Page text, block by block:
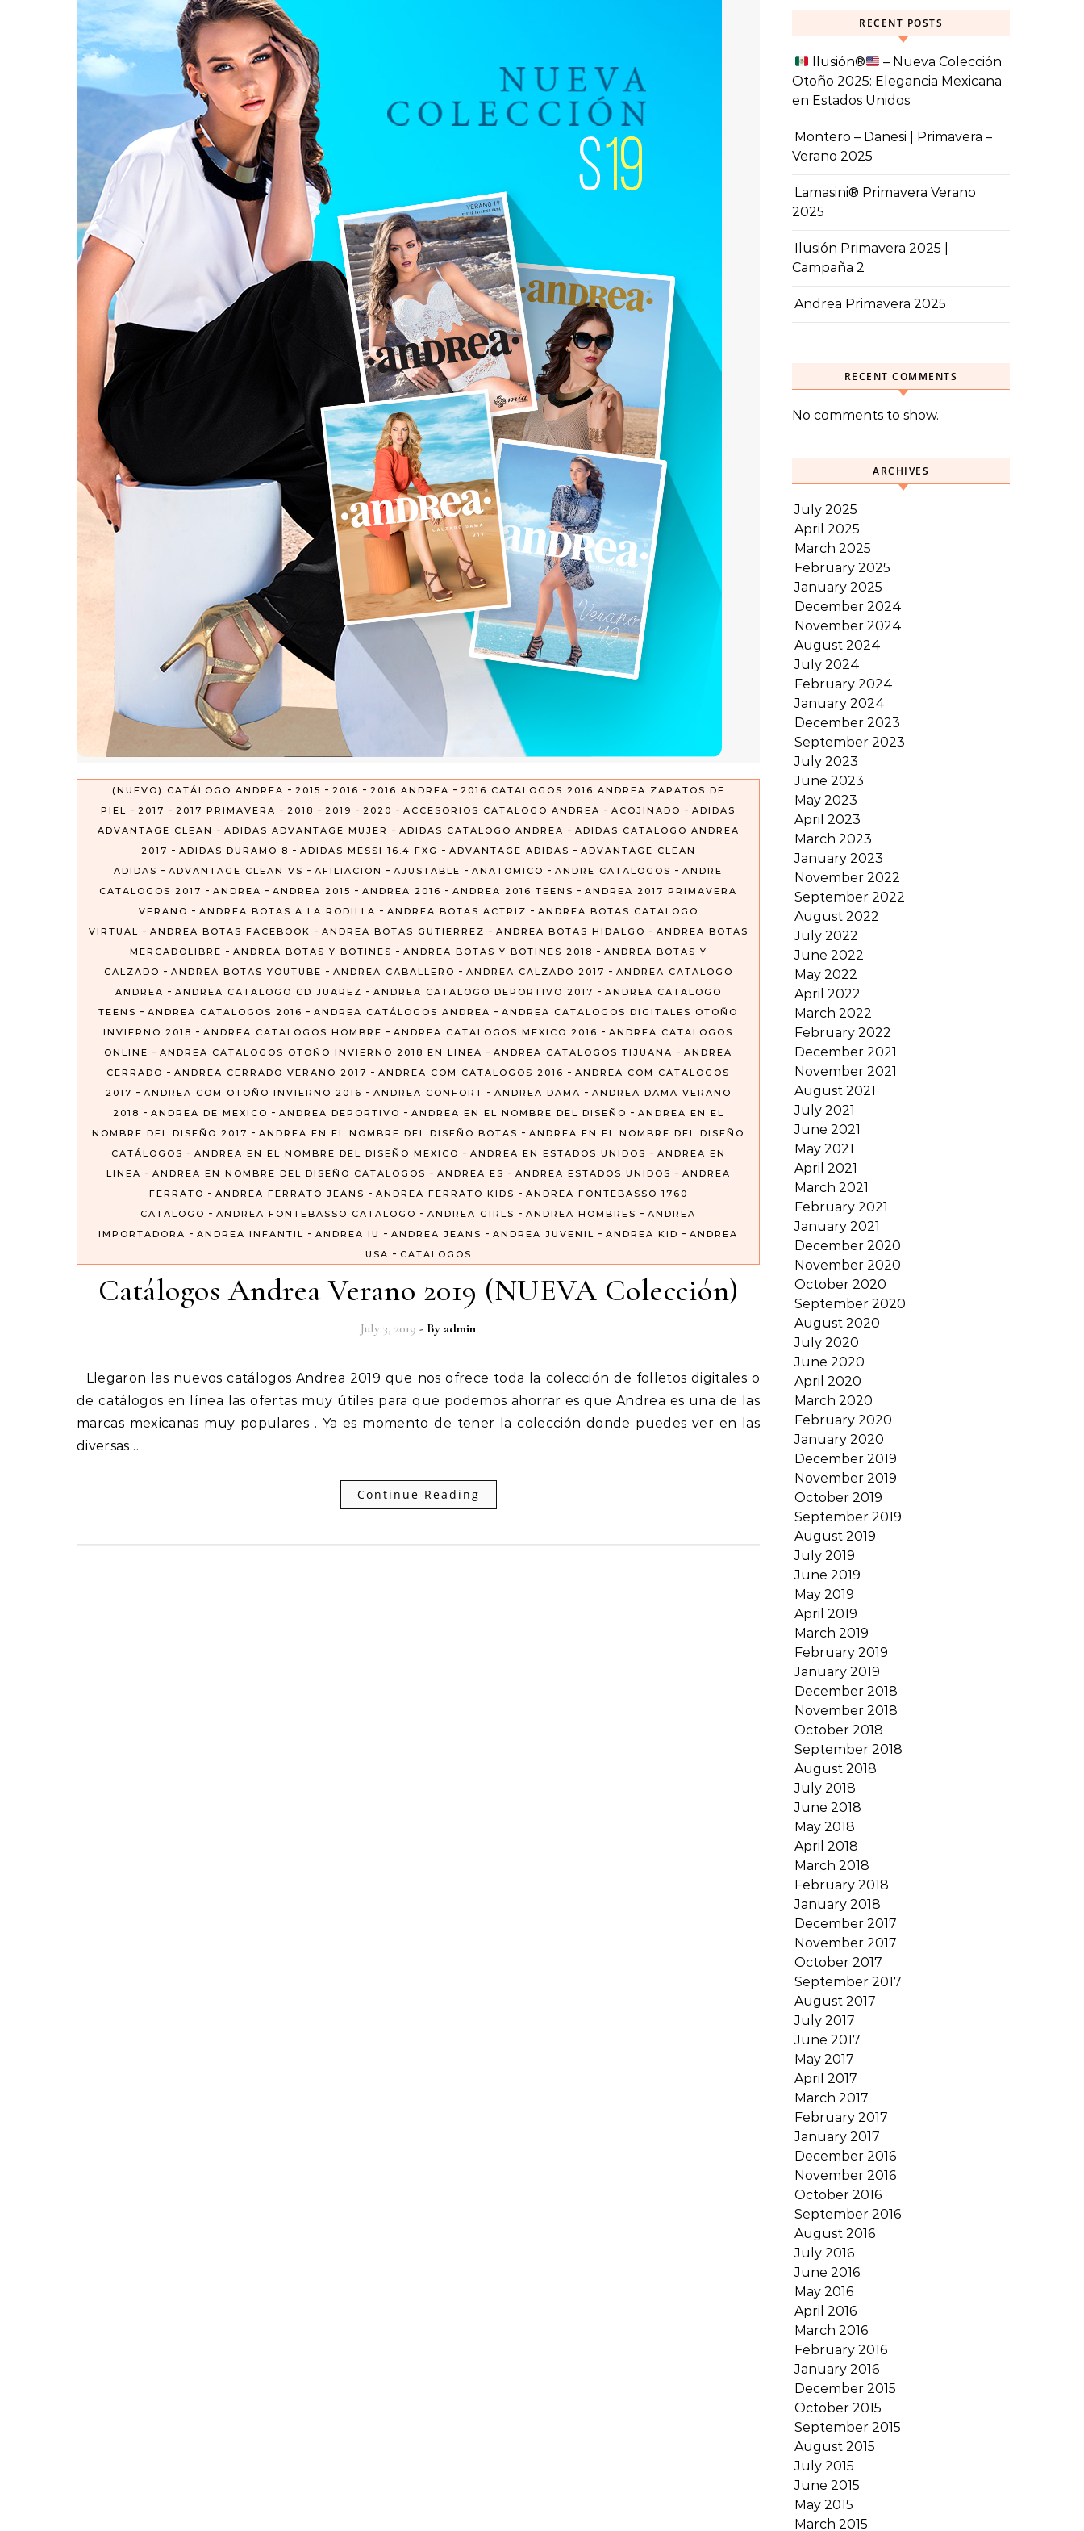
(NUEVO) CATÁLOGO ANDREA - 2015 - 2016 - 2016 ANDREA - 2016 CATALOGOS 2016 ANDREA ZAPATOS DE
PIEL - 2017 - 2017 PRIMAVERA - 2018 - 2019 - 2020 - ACCESORIOS CATALOGO ANDREA - ACOJINADO - ADIDAS
ADVANTAGE CLEAN - ADIDAS ADVANTAGE MUJER - ADIDAS CATALOGO ANDREA - ADIDAS CATALOGO ANDREA
2017 - ADIDAS DURAMO 8 - ADIDAS MESSI 16.4 FXG - ADVANTAGE ADIDAS - ADVANTAGE CLEAN
ADIDAS - ADVANTAGE CLEAN VS - AFILIACION - AJUSTABLE - ANATOMICO - ANDRE CATALOGOS - ANDRE
CATALOGOS 2017 - ANDREA - ANDREA 2015 - ANDREA 2016 - ANDREA 2016 TEENS - ANDREA 2017 PRIMAVERA
VERANO - ANDREA BOTAS A LA RODILLA - ANDREA BOTAS ACTRIZ - ANDREA BOTAS CATALOGO
VIRTUAL - ANDREA BOTAS FACEBOOK - ANDREA BOTAS GUTIERREZ - ANDREA BOTAS HIDALGO - ANDREA BOTAS
MERCADOLIBRE - ANDREA BOTAS Y BOTINES - ANDREA BOTAS Y BOTINES 2018 - ANDREA BOTAS Y
CALZADO - ANDREA BOTAS YOUTUBE - ANDREA CABALLERO - ANDREA CALZADO 2017 - ANDREA CATALOGO
ANDREA - ANDREA CATALOGO CD JUAREZ - ANDREA CATALOGO DEPORTIVO 2017 - ANDREA CATALOGO
TEENS - ANDREA CATALOGOS 2016 - ANDREA CATÁLOGOS ANDREA - ANDREA CATALOGOS DIGITALES OTOÑO
INVIERNO 2018 - ANDREA CATALOGOS HOMBRE - ANDREA CATALOGOS MEXICO 2016 - ANDREA CATALOGOS
ONLINE - ANDREA CATALOGOS OTOÑO INVIERNO 2018 EN LINEA - ANDREA CATALOGOS TIJUANA - ANDREA
CERRADO - ANDREA CERRADO VERANO 2017 - ANDREA COM CATALOGOS 2016 - ANDREA COM CATALOGOS
2017 - ANDREA COM OTOÑO INVIERNO 2016 - ANDREA CONFORT - ANDREA DAMA - ANDREA DAMA VERANO
2018 - ANDREA DE MEXICO - ANDREA DEPORTIVO - ANDREA EN EL NOMBRE DEL DISEÑO - ANDREA EN EL
NOMBRE DEL DISEÑO 2017 - ANDREA EN EL NOMBRE DEL DISEÑO BOTAS - ANDREA EN EL NOMBRE DEL DISEÑO
CATÁLOGOS - ANDREA EN EL NOMBRE DEL DISEÑO MEXICO - ANDREA EN ESTADOS UNIDOS - ANDREA EN
LINEA - ANDREA EN NOMBRE DEL DISEÑO CATALOGOS - ANDREA ES - ANDREA ESTADOS UNIDOS - ANDREA
FERRATO - ANDREA FERRATO JEANS - ANDREA FERRATO KIDS - ANDREA FONTEBASSO 1760
CATALOGO - ANDREA FONTEBASSO CATALOGO - ANDREA GIRLS - ANDREA HOMBRES - ANDREA
IMPORTADORA - ANDREA INFANTIL - ANDREA IU - ANDREA JEANS - ANDREA JUVENIL - ANDREA KID - ANDREA
USA - CATALOGOS
Catálogos Andrea Verano 2019 (NUEVA Colección)
July 3, 2019 - By admin
Llegaron las nuevos catálogos Andrea 2019 que nos ofrece toda la colección de folletos digitales o
de catálogos en línea las ofertas muy útiles para que podemos ahorrar es que Andrea es una de las
marcas mexicanas muy populares . Ya es momento de tener la colección donde puedes ver en las
diversas…
Continue Reading
RECENT POSTS
Ilusión®️
– Nueva Colección
Otoño 2025: Elegancia Mexicana
en Estados Unidos
Montero – Danesi | Primavera –
Verano 2025
Lamasini® Primavera Verano
2025
Ilusión Primavera 2025 |
Campaña 2
Andrea Primavera 2025
RECENT COMMENTS
No comments to show.
ARCHIVES
July 2025
April 2025
March 2025
February 2025
January 2025
December 2024
November 2024
August 2024
July 2024
February 2024
January 2024
December 2023
September 2023
July 2023
June 2023
May 2023
April 2023
March 2023
January 2023
November 2022
September 2022
August 2022
July 2022
June 2022
May 2022
April 2022
March 2022
February 2022
December 2021
November 2021
August 2021
July 2021
June 2021
May 2021
April 2021
March 2021
February 2021
January 2021
December 2020
November 2020
October 2020
September 2020
August 2020
July 2020
June 2020
April 2020
March 2020
February 2020
January 2020
December 2019
November 2019
October 2019
September 2019
August 2019
July 2019
June 2019
May 2019
April 2019
March 2019
February 2019
January 2019
December 2018
November 2018
October 2018
September 2018
August 2018
July 2018
June 2018
May 2018
April 2018
March 2018
February 2018
January 2018
December 2017
November 2017
October 2017
September 2017
August 2017
July 2017
June 2017
May 2017
April 2017
March 2017
February 2017
January 2017
December 2016
November 2016
October 2016
September 2016
August 2016
July 2016
June 2016
May 2016
April 2016
March 2016
February 2016
January 2016
December 2015
October 2015
September 2015
August 2015
July 2015
June 2015
May 2015
March 2015